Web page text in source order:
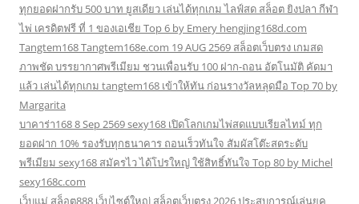
ทุกยอดฝากรับ 500 บาท ยูสเดียว เล่นได้ทุกเกม ไลฟ์สด สล็อต ยิงปลา กีฬา
ไพ่ เครดิตฟรี ที่ 1 ของเอเชีย Top 6 by Emery hengjing168d.com
Tangtem168 Tangtem168e.com 19 AUG 2569 สล็อตเว็บตรง เกมสด
ภาพชัด บรรยากาศพรีเมียม ชวนเพื่อนรับ 100 ฝาก-ถอน อัตโนมัติ คัดมา
แล้ว เล่นได้ทุกเกม tangtem168 เข้าให้ทัน ก่อนรางวัลหลุดมือ Top 70 by
Margarita
บาคาร่า168 8 Sep 2569 sexy168 เปิดโลกเกมไพ่สดแบบเรียลไทม์ ทุก
ยอดฝาก 10% รองรับทุกธนาคาร ถอนเร็วทันใจ สัมผัสโต๊ะสดระดับ
พรีเมียม sexy168 สมัครไว ได้โปรใหญ่ ใช้สิทธิ์ทันใจ Top 80 by Michel
sexy168c.com
เว็บแม่ สล็อต888 เว็บไซต์ใหญ่ สล็อตเว็บตรง 2026 ประสบการณ์เล่นยุค